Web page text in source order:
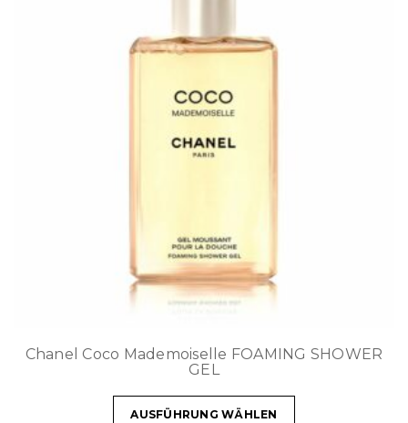
Chanel Coco Mademoiselle FOAMING SHOWER
GEL
AUSFÜHRUNG WÄHLEN